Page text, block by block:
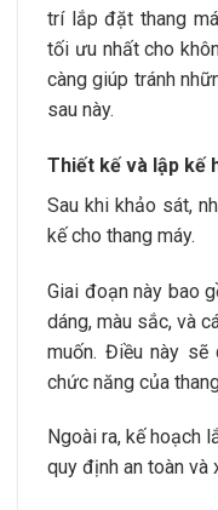
trí lắp đặt thang
tối ưu nhất cho
càng giúp tránh
sau này.
Thiết kế và lập kế
Sau khi khảo sát,
kế cho thang máy.
Giai đoạn này bao
dáng, màu sắc, và
muốn. Điều này
chức năng của
Ngoài ra, kế hoạch
quy định an toàn và